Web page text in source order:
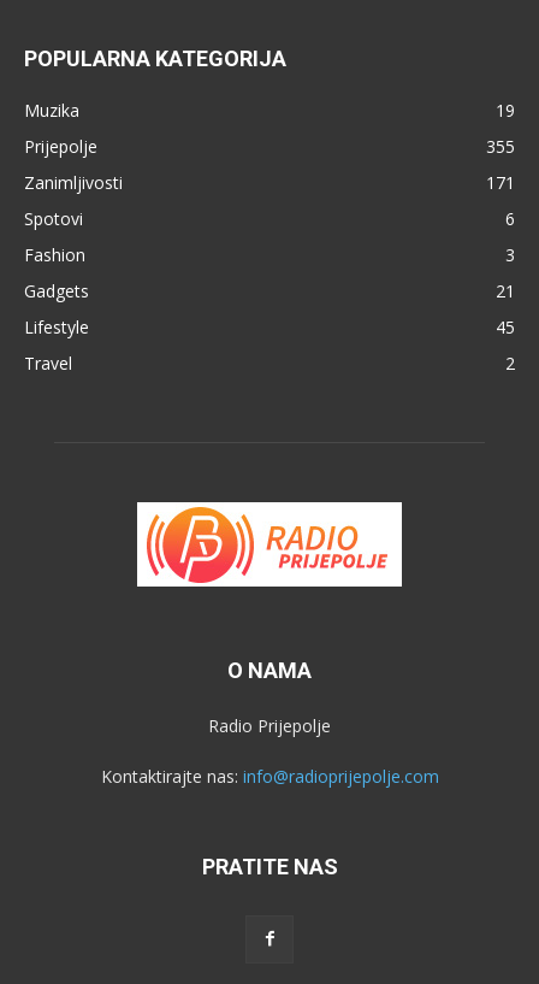
POPULARNA KATEGORIJA
Muzika
19
Prijepolje
355
Zanimljivosti
171
Spotovi
6
Fashion
3
Gadgets
21
Lifestyle
45
Travel
2
O NAMA
Radio Prijepolje
Kontaktirajte nas: info@radioprijepolje.com
PRATITE NAS